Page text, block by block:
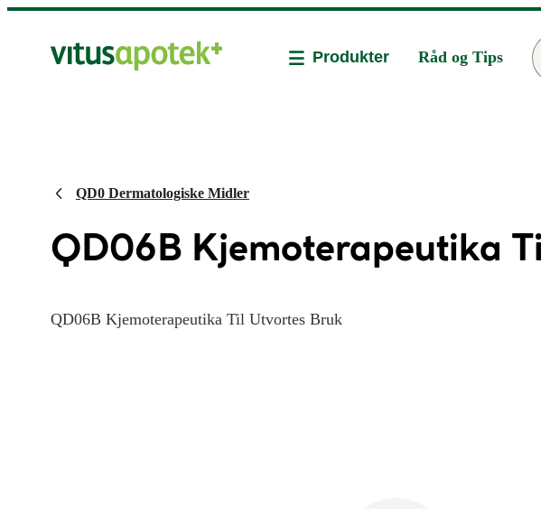
Produkter Råd og Tips
QD0 Dermatologiske Midler
QD06B Kjemoterapeutika
QD06B Kjemoterapeutika Til Utvortes Bruk